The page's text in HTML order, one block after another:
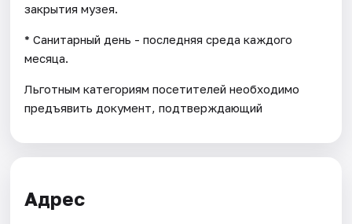
закрытия музея.
* Санитарный день - последняя среда каждого
месяца.
Льготным категориям посетителей необходимо
предъявить документ, подтверждающий
Адрес